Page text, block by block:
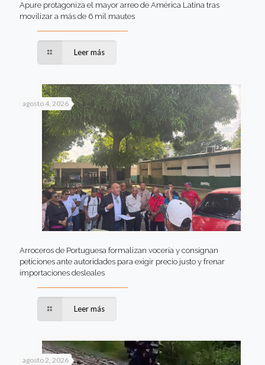
Apure protagoniza el mayor arreo de América Latina tras
movilizar a más de 6 mil mautes
Leer más
agosto 4, 2026
Arroceros de Portuguesa formalizan vocería y consignan
peticiones ante autoridades para exigir precio justo y frenar
importaciones desleales
Leer más
agosto 2, 2026